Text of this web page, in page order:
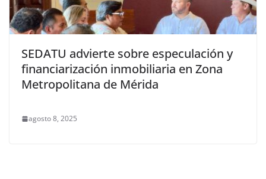
SEDATU advierte sobre especulación y
financiarización inmobiliaria en Zona
Metropolitana de Mérida
agosto 8, 2025